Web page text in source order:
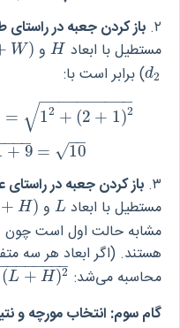
۲. باز کردن جعبه در
مستطیل با ابعاد H
Hو W)
)
d2
d2 ) برابر است با:
= 12 + (2 + 1)2
− −
−−−−−−−−
√
+9
−
−− = 10
−−
√
1)2 = 1+3 2=1 +9 =10
۳. باز کردن جعبه در
مستطیل با ابعاد L
L و + H)
H)
مشابه حالت اول است چون
هستند. (اگر ابعاد هر سه
محاسبه می‌شد:
(L + H)2
−
−−−−−−
گام سوم: انتخاب مورچه و